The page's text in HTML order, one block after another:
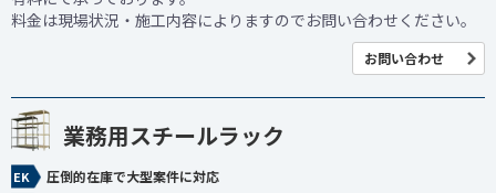
料金は現場状況・施工内容によりますのでお問い合わせください。
お問い合わせ
業務用スチールラック
圧倒的在庫で大型案件に対応